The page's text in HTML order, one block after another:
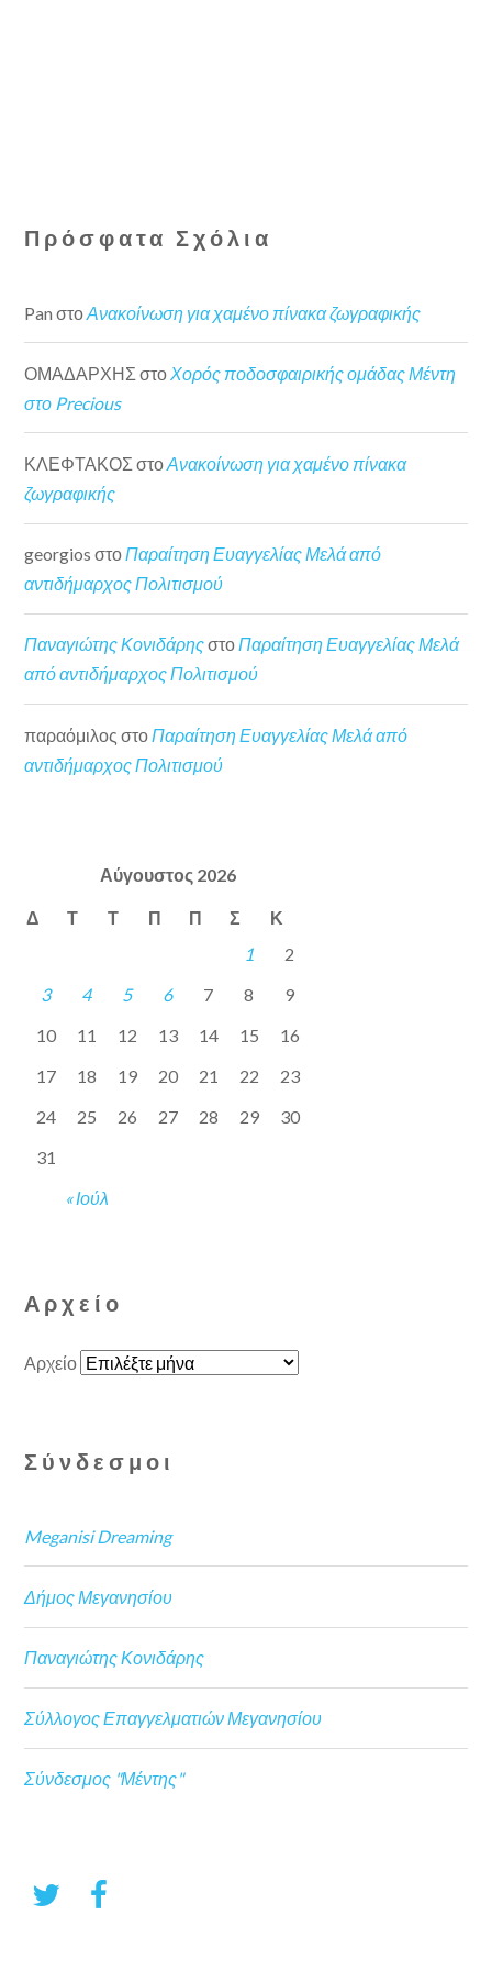
Πρόσφατα Σχόλια
Pan στοΑνακοίνωση για χαμένο πίνακα ζωγραφικής
ΟΜΑΔΑΡΧΗΣ στο Χορός ποδοσφαιρικής ομάδας Μέντη
στο Precious
ΚΛΕΦΤΑΚΟΣ στοΑνακοίνωση για χαμένο πίνακα
ζωγραφικής
georgios στοΠαραίτηση Ευαγγελίας Μελά από
αντιδήμαρχος Πολιτισμού
Παναγιώτης ΚονιδάρηςστοΠαραίτηση Ευαγγελίας Μελά
από αντιδήμαρχος Πολιτισμού
παραόμιλος στο Παραίτηση Ευαγγελίας Μελά από
αντιδήμαρχος Πολιτισμού
Αύγουστος 2026
Δ Τ Τ Π Π Σ Κ
« Ιούλ
1
2
3
4 5 6 7 8
9
10
11 12 13 14 15
16
17
18 19 20 21 22
23
24
25 26 27 28 29
30
31
Αρχείο
Αρχείο
Σύνδεσμοι
Meganisi Dreaming
Δήμος Μεγανησίου
Παναγιώτης Κονιδάρης
Σύλλογος Επαγγελματιών Μεγανησίου
Σύνδεσμος "Μέντης"